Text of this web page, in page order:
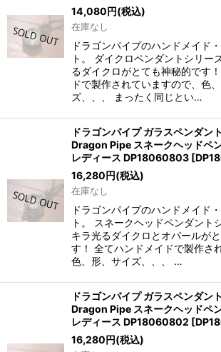
14,080円(税込)
在庫なし
ドラゴンパイプのハンドメイド
ト。 ダイクロペンダントシリー
るダイクロがとても神秘的です
ドで製作されていますので、色
ズ、、、 まったく同じとい…
ドラゴンパイプ ガラスペンダン
Dragon Pipe スネークヘッドペ
レディース DP18060803 [
16,280円(税込)
在庫なし
ドラゴンパイプのハンドメイド
ト。 スネークヘッドペンダント
キラ光るダイクロとオパールが
す！ 全てハンドメイドで製作さ
色、形、サイズ、、、 …
ドラゴンパイプ ガラスペンダン
Dragon Pipe スネークヘッドペ
レディース DP18060802 [
16,280円(税込)